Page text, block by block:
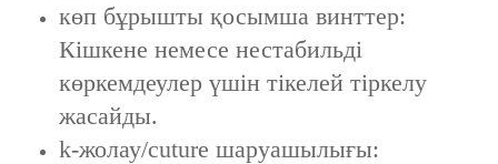
көп бұрышты қосымша винттер:
Кішкене немесе нестабильді
көркемдеулер үшін тікелей тіркелу
жасайды.
k-жолау/сuture шаруашылығы: